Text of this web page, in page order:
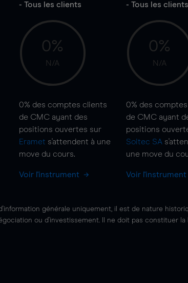
- Tous les clients
0%
N/A
0% des comptes clients
de CMC ayant des
positions ouvertes sur
Eramet s'attendent à une
move du cours.
Voir l'instrument
- Tous les clients
0%
N/A
0% des
de CMC ayant
positions
Soitec SA
une move du
Voir l'instrument
générale uniquement, il est de nature
ou d'investissement. Il ne doit pas constituer la